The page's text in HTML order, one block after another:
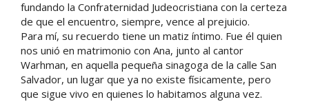
fundando la Confraternidad Judeocristiana con la certeza
de que el encuentro, siempre, vence al prejuicio.
Para mí, su recuerdo tiene un matiz íntimo. Fue él quien
nos unió en matrimonio con Ana, junto al cantor
Warhman, en aquella pequeña sinagoga de la calle San
Salvador, un lugar que ya no existe físicamente, pero
que sigue vivo en quienes lo habitamos alguna vez.